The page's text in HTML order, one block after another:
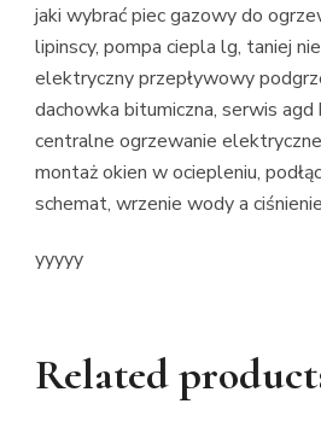
jaki wybrać piec gazowy do
lipinscy, pompa ciepla lg, taniej
elektryczny przepływowy
dachowka bitumiczna, serwis
centralne ogrzewanie
montaż okien w ociepleniu,
schemat, wrzenie wody a
yyyyy
Related